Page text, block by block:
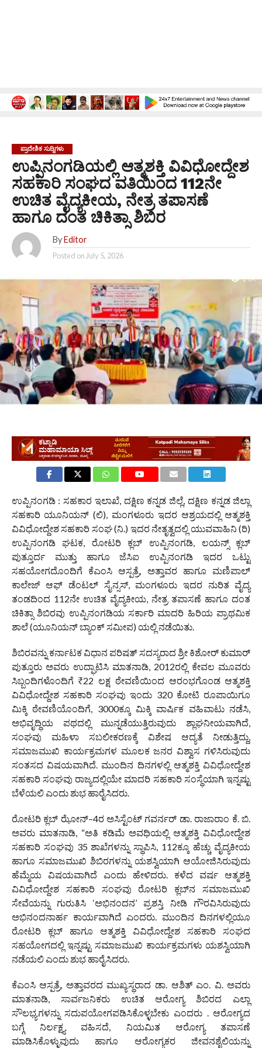
ಪ್ರಾದೇಶಿಕ ಸುದ್ದಿಗಳು
ಉಪ್ಪಿನಂಗಡಿಯಲ್ಲಿ ಆತ್ಮಶಕ್ತಿ ವಿವಿಧೋದ್ದೇಶ
ಸಹಕಾರಿ ಸಂಘದ ವತಿಯಿಂದ 112ನೇ
ಉಚಿತ ವೈದ್ಯಕೀಯ, ನೇತ್ರ ತಪಾಸಣೆ
ಹಾಗೂ ದಂತ ಚಿಕಿತ್ಸಾ ಶಿಬಿರ
By Editor
Posted onJuly 5, 2026
2.0K
ಉಪ್ಪಿನಂಗಡಿ : ಸಹಕಾರ ಇಲಾಖೆ, ದಕ್ಷಿಣ ಕನ್ನಡ ಜಿಲ್ಲೆ, ದಕ್ಷಿಣ ಕನ್ನಡ ಜಿಲ್ಲಾ
ಸಹಕಾರಿ ಯೂನಿಯನ್ (ಲಿ), ಮಂಗಳೂರು ಇದರ ಆಶ್ರಯದಲ್ಲಿ ಆತ್ಮಶಕ್ತಿ
ವಿವಿಧೋದ್ದೇಶ ಸಹಕಾರಿ ಸಂಘ (ನಿ.) ಇದರ ನೇತೃತ್ವದಲ್ಲಿ ಯುವವಾಹಿನಿ (ರಿ)
ಉಪ್ಪಿನಂಗಡಿ ಘಟಕ, ರೋಟರಿ ಕ್ಲಬ್ ಉಪ್ಪಿನಂಗಡಿ, ಲಯನ್ಸ್ ಕ್ಲಬ್
ಪುತ್ತೂರ್ದ ಮುತ್ತು ಹಾಗೂ ಜೆಸಿಐ ಉಪ್ಪಿನಂಗಡಿ ಇದರ ಒಟ್ಟು
ಸಹಯೋಗದೊಂದಿಗೆ ಕೆಎಂಸಿ ಆಸ್ಪತ್ರೆ, ಅತ್ತಾವರ ಹಾಗೂ ಮಣಿಪಾಲ್
ಕಾಲೇಜ್ ಆಫ್ ಡೆಂಟಲ್ ಸೈನ್ಸಸ್, ಮಂಗಳೂರು ಇದರ ನುರಿತ ವೈದ್ಯ
ತಂಡದಿಂದ 112ನೇ ಉಚಿತ ವೈದ್ಯಕೀಯ, ನೇತ್ರ ತಪಾಸಣೆ ಹಾಗೂ ದಂತ
ಚಿಕಿತ್ಸಾ ಶಿಬಿರವು ಉಪ್ಪಿನಂಗಡಿಯ ಸರ್ಕಾರಿ ಮಾದರಿ ಹಿರಿಯ ಪ್ರಾಥಮಿಕ
ಶಾಲೆ (ಯೂನಿಯನ್ ಬ್ಯಾಂಕ್ ಸಮೀಪ) ಯಲ್ಲಿ ನಡೆಯಿತು.
ಶಿಬಿರವನ್ನು ಕರ್ನಾಟಕ ವಿಧಾನ ಪರಿಷತ್ ಸದಸ್ಯರಾದ ಶ್ರೀ ಕಿಶೋರ್ ಕುಮಾರ್
ಪುತ್ತೂರು ಅವರು ಉದ್ಘಾಟಿಸಿ ಮಾತನಾಡಿ, 2012ರಲ್ಲಿ ಕೇವಲ ಮೂವರು
ಸಿಬ್ಬಂದಿಗಳೊಂದಿಗೆ ₹22 ಲಕ್ಷ ಠೇವಣಿಯಿಂದ ಆರಂಭಗೊಂಡ ಆತ್ಮಶಕ್ತಿ
ವಿವಿಧೋದ್ದೇಶ ಸಹಕಾರಿ ಸಂಘವು ಇಂದು 320 ಕೋಟಿ ರೂಪಾಯಿಗೂ
ಮಿಕ್ಕಿ ಠೇವಣಿಯೊಂದಿಗೆ, 3000ಕ್ಕೂ ಮಿಕ್ಕಿ ವಾರ್ಷಿಕ ವಹಿವಾಟು ನಡೆಸಿ,
ಅಭಿವೃದ್ಧಿಯ ಪಥದಲ್ಲಿ ಮುನ್ನಡೆಯುತ್ತಿರುವುದು ಶ್ಲಾಘನೀಯವಾಗಿದೆ,
ಸಂಘವು ಮಹಿಳಾ ಸಬಲೀಕರಣಕ್ಕೆ ವಿಶೇಷ ಆದ್ಯತೆ ನೀಡುತ್ತಿದ್ದು,
ಸಮಾಜಮುಖಿ ಕಾರ್ಯಕ್ರಮಗಳ ಮೂಲಕ ಜನರ ವಿಶ್ವಾಸ ಗಳಿಸಿರುವುದು
ಸಂತಸದ ವಿಷಯವಾಗಿದೆ. ಮುಂದಿನ ದಿನಗಳಲ್ಲಿ ಆತ್ಮಶಕ್ತಿ ವಿವಿಧೋದ್ದೇಶ
ಸಹಕಾರಿ ಸಂಘವು ರಾಜ್ಯದಲ್ಲಿಯೇ ಮಾದರಿ ಸಹಕಾರಿ ಸಂಸ್ಥೆಯಾಗಿ ಇನ್ನಷ್ಟು
ಬೆಳೆಯಲಿ ಎಂದು ಶುಭ ಹಾರೈಸಿದರು.
ರೋಟರಿ ಕ್ಲಬ್ ಝೋನ್–4ರ ಅಸಿಸ್ಟೆಂಟ್ ಗವರ್ನರ್ ಡಾ. ರಾಜಾರಾಂ ಕೆ. ಬಿ.
ಅವರು ಮಾತನಾಡಿ, “ಅತಿ ಕಡಿಮೆ ಅವಧಿಯಲ್ಲಿ ಆತ್ಮಶಕ್ತಿ ವಿವಿಧೋದ್ದೇಶ
ಸಹಕಾರಿ ಸಂಘವು 35 ಶಾಖೆಗಳನ್ನು ಸ್ಥಾಪಿಸಿ, 112ಕ್ಕೂ ಹೆಚ್ಚು ವೈದ್ಯಕೀಯ
ಹಾಗೂ ಸಮಾಜಮುಖಿ ಶಿಬಿರಗಳನ್ನು ಯಶಸ್ವಿಯಾಗಿ ಆಯೋಜಿಸಿರುವುದು
ಹೆಮ್ಮೆಯ ವಿಷಯವಾಗಿದೆ ಎಂದು ಹೇಳಿದರು. ಕಳೆದ ವರ್ಷ ಆತ್ಮಶಕ್ತಿ
ವಿವಿಧೋದ್ದೇಶ ಸಹಕಾರಿ ಸಂಘವು ರೋಟರಿ ಕ್ಲಬ್‌ನ ಸಮಾಜಮುಖಿ
ಸೇವೆಯನ್ನು ಗುರುತಿಸಿ ‘ಅಭಿನಂದನ’ ಪ್ರಶಸ್ತಿ ನೀಡಿ ಗೌರವಿಸಿರುವುದು
ಅಭಿನಂದನಾರ್ಹ ಕಾರ್ಯವಾಗಿದೆ ಎಂದರು. ಮುಂದಿನ ದಿನಗಳಲ್ಲಿಯೂ
ರೋಟರಿ ಕ್ಲಬ್ ಹಾಗೂ ಆತ್ಮಶಕ್ತಿ ವಿವಿಧೋದ್ದೇಶ ಸಹಕಾರಿ ಸಂಘದ
ಸಹಯೋಗದಲ್ಲಿ ಇನ್ನಷ್ಟು ಸಮಾಜಮುಖಿ ಕಾರ್ಯಕ್ರಮಗಳು ಯಶಸ್ವಿಯಾಗಿ
ನಡೆಯಲಿ ಎಂದು ಶುಭ ಹಾರೈಸಿದರು.
ಕೆಎಂಸಿ ಆಸ್ಪತ್ರೆ, ಅತ್ತಾವರದ ಮುಖ್ಯಸ್ಥರಾದ ಡಾ. ಆಶಿತ್ ಎಂ. ವಿ. ಅವರು
ಮಾತನಾಡಿ, ಸಾರ್ವಜನಿಕರು ಉಚಿತ ಆರೋಗ್ಯ ಶಿಬಿರದ ಎಲ್ಲಾ
ಸೌಲಭ್ಯಗಳನ್ನು ಸದುಪಯೋಗಪಡಿಸಿಕೊಳ್ಳಬೇಕು ಎಂದರು . ಆರೋಗ್ಯದ
ಬಗ್ಗೆ ನಿರ್ಲಕ್ಷ್ಯ ವಹಿಸದೆ, ನಿಯಮಿತ ಆರೋಗ್ಯ ತಪಾಸಣೆ
ಮಾಡಿಸಿಕೊಳ್ಳುವುದು ಹಾಗೂ ಆರೋಗ್ಯಕರ ಜೀವನಶೈಲಿಯನ್ನು